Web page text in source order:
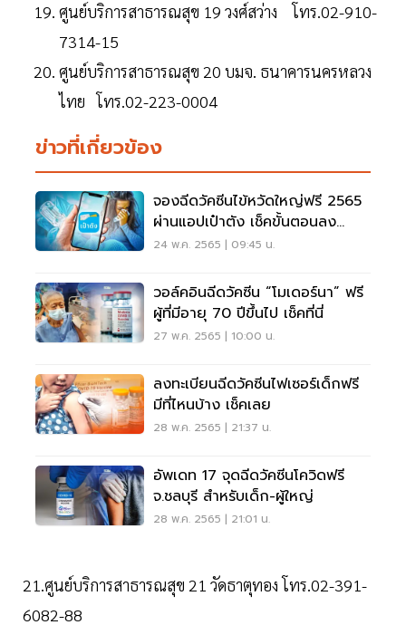
ศูนย์บริการสาธารณสุข 19 วงศ์สว่าง โทร.02-910-
7314-15
ศูนย์บริการสาธารณสุข 20 บมจ. ธนาคารนครหลวง
ไทย โทร.02-223-0004
ข่าวที่เกี่ยวข้อง
จองฉีดวัคซีนไข้หวัดใหญ่ฟรี 2565
ผ่านแอปเป๋าตัง เช็คขั้นตอนลง
ทะเบียนที่นี่
24 พ.ค. 2565 | 09:45 น.
วอล์คอินฉีดวัคซีน “โมเดอร์นา” ฟรี
ผู้ที่มีอายุ 70 ปีขึ้นไป เช็คที่นี่
27 พ.ค. 2565 | 10:00 น.
ลงทะเบียนฉีดวัคซีนไฟเซอร์เด็กฟรี
มีที่ไหนบ้าง เช็คเลย
28 พ.ค. 2565 | 21:37 น.
อัพเดท 17 จุดฉีดวัคซีนโควิดฟรี
จ.ชลบุรี สำหรับเด็ก-ผู้ใหญ่
28 พ.ค. 2565 | 21:01 น.
21.ศูนย์บริการสาธารณสุข 21 วัดธาตุทอง โทร.02-391-
6082-88